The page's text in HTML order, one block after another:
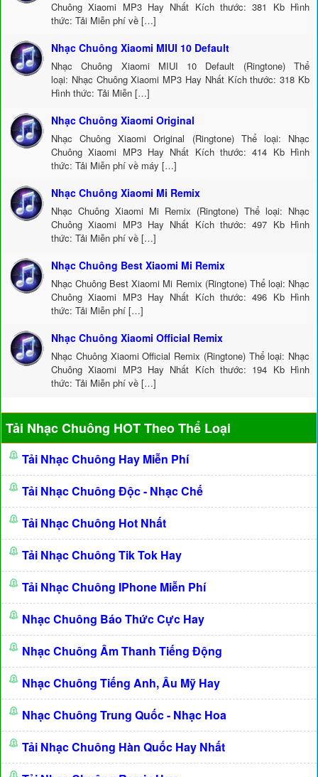
Chuông Xiaomi MP3 Hay Nhất Kích thước: 381 Kb Hình
thức: Tải Miễn phí về […]
Nhạc Chuông Xiaomi MIUI 10 Default
Nhạc Chuông Xiaomi MIUI 10 Default (Ringtone) Thể
loại: Nhạc Chuông Xiaomi MP3 Hay Nhất Kích thước: 318 Kb
Hình thức: Tải Miễn […]
Nhạc Chuông Xiaomi Original
Nhạc Chuông Xiaomi Original (Ringtone) Thể loại: Nhạc
Chuông Xiaomi MP3 Hay Nhất Kích thước: 414 Kb Hình
thức: Tải Miễn phí về máy […]
Nhạc Chuông Xiaomi Mi Remix
Nhạc Chuông Xiaomi Mi Remix (Ringtone) Thể loại: Nhạc
Chuông Xiaomi MP3 Hay Nhất Kích thước: 497 Kb Hình
thức: Tải Miễn phí về […]
Nhạc Chuông Best Xiaomi Mi Remix
Nhạc Chuông Best Xiaomi Mi Remix (Ringtone) Thể loại: Nhạc
Chuông Xiaomi MP3 Hay Nhất Kích thước: 496 Kb Hình
thức: Tải Miễn phí […]
Nhạc Chuông Xiaomi Official Remix
Nhạc Chuông Xiaomi Official Remix (Ringtone) Thể loại: Nhạc
Chuông Xiaomi MP3 Hay Nhất Kích thước: 194 Kb Hình
thức: Tải Miễn phí về […]
Tải Nhạc Chuông HOT Theo Thể Loại
Tải Nhạc Chuông Hay Miễn Phí
Tải Nhạc Chuông Độc - Nhạc Chế
Tải Nhạc Chuông Hot Nhất
Tải Nhạc Chuông Tik Tok Hay
Tải Nhạc Chuông IPhone Miễn Phí
Nhạc Chuông Báo Thức Cực Hay
Nhạc Chuông Âm Thanh Tiếng Động
Nhạc Chuông Tiếng Anh, Âu Mỹ Hay
Nhạc Chuông Trung Quốc - Nhạc Hoa
Tải Nhạc Chuông Hàn Quốc Hay Nhất